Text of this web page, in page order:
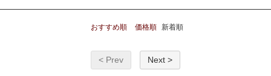
おすすめ順 価格順 新着順
< Prev Next >